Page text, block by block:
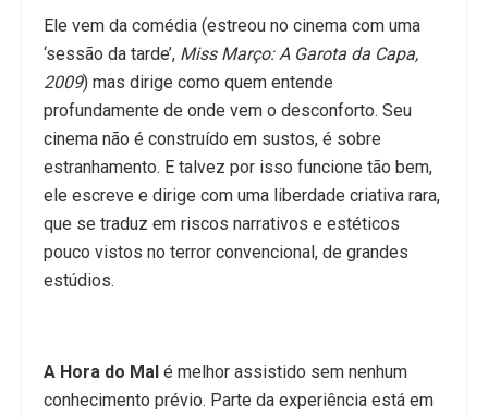
Ele vem da comédia (estreou no cinema com uma
‘sessão da tarde’, Miss Março: A Garota da Capa,
2009) mas dirige como quem entende
profundamente de onde vem o desconforto. Seu
cinema não é construído em sustos, é sobre
estranhamento. E talvez por isso funcione tão bem,
ele escreve e dirige com uma liberdade criativa rara,
que se traduz em riscos narrativos e estéticos
pouco vistos no terror convencional, de grandes
estúdios.
A Hora do Mal é melhor assistido sem nenhum
conhecimento prévio. Parte da experiência está em